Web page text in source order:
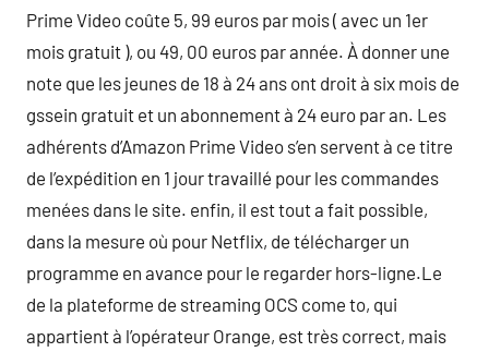
Prime Video coûte 5, 99 euros par mois ( avec un 1er
mois gratuit ), ou 49, 00 euros par année. À donner une
note que les jeunes de 18 à 24 ans ont droit à six mois de
gssein gratuit et un abonnement à 24 euro par an. Les
adhérents d’Amazon Prime Video s’en servent à ce titre
de l’expédition en 1 jour travaillé pour les commandes
menées dans le site. enfin, il est tout a fait possible,
dans la mesure où pour Netflix, de télécharger un
programme en avance pour le regarder hors-ligne.Le
de la plateforme de streaming OCS come to, qui
appartient à l’opérateur Orange, est très correct, mais